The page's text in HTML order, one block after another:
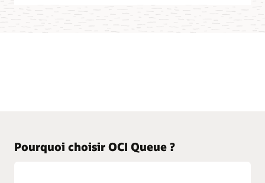
Pourquoi choisir OCI Queue ?